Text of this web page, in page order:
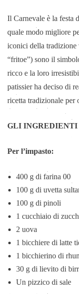
Il Carnevale è la festa
quale modo migliore
iconici della tradizione
“fritoe”) sono il
ricco e la loro
patissier ha deciso di
ricetta tradizionale per
GLI INGREDIENTI
Per l’impasto:
400 g di farina 00
100 g di uvetta
100 g di pinoli
1 cucchiaio di
2 uova
1 bicchiere di latte
1 bicchierino di
30 g di lievito di
Un pizzico di sale